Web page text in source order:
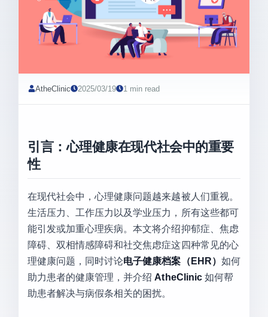
AtheClinic 2025/03/19 1 min read
引言：心理健康在现代社会中的重要
性
在现代社会中，心理健康问题越来越被人们重视。
生活压力、工作压力以及学业压力，所有这些都可
能引发或加重心理疾病。本文将介绍抑郁症、焦虑
障碍、双相情感障碍和社交焦虑症这四种常见的心
理健康问题，同时讨论电子健康档案（EHR） 如何
助力患者的健康管理，并介绍AtheClinic如何帮
助患者解决与病假条相关的困扰。